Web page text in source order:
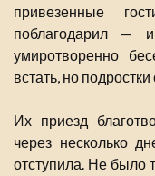
привезенные
поблагодарил —
умиротворенно
встать, но
Их приезд
через несколько
отступила. Не было